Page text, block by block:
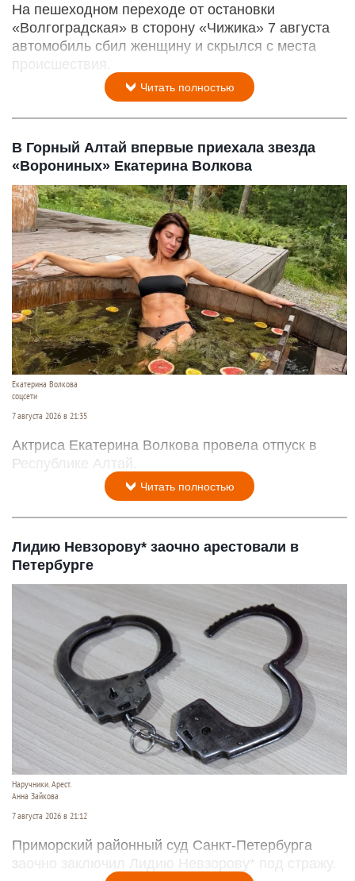
На пешеходном переходе от остановки
«Волгоградская» в сторону «Чижика» 7 августа
автомобиль сбил женщину и скрылся с места
происшествия.
Читать полностью
В Горный Алтай впервые приехала звезда
«Ворониных» Екатерина Волкова
Екатерина Волкова
соцсети
7 августа 2026 в 21:35
Актриса Екатерина Волкова провела отпуск в
Республике Алтай.
Читать полностью
Лидию Невзорову* заочно арестовали в
Петербурге
Наручники. Арест.
Анна Зайкова
7 августа 2026 в 21:12
Приморский районный суд Санкт-Петербурга
заочно заключил Лидию Невзорову* под стражу.